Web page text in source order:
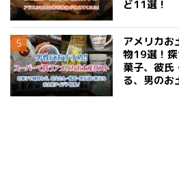
ど11選！
アメリカお
物19選！
菓子、彼氏
る、男のお